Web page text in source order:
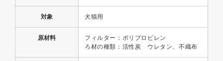
対象 犬猫用
原材料
フィルター：ポリプロピレン
ろ材の種類：活性炭 ウレタン、不織布